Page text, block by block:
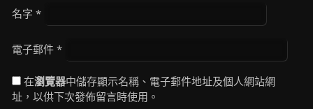
名字 *
電子郵件 *
在瀏覽器中儲存顯示名稱、電子郵件地址及個人網站網
址，以供下次發佈留言時使用。